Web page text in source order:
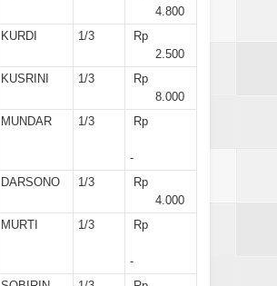
4.800
KURDI 1/3
Rp
2.500
KUSRINI 1/3
Rp
8.000
MUNDAR 1/3 Rp
-
DARSONO 1/3
Rp
4.000
MURTI 1/3 Rp
-